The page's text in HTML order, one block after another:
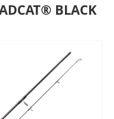
BLACK